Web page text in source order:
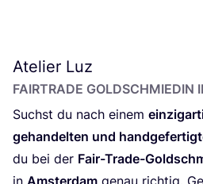
Atelier Luz
FAIR­TRADE GOLD­SCHMIE­DIN
Suchst du nach einem
gehan­del­ten und
du bei der Fair-Trade-